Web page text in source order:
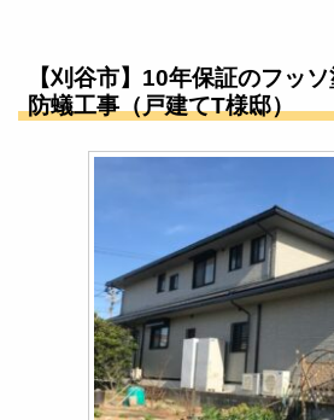
【刈谷市】10年保証のフッ
防蟻工事（戸建てT様邸）